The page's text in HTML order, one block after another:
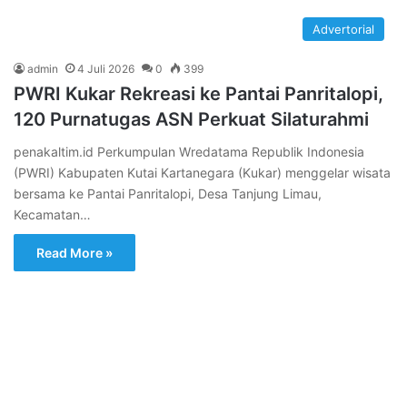
Advertorial
admin 4 Juli 2026 0 399
PWRI Kukar Rekreasi ke Pantai Panritalopi,
120 Purnatugas ASN Perkuat Silaturahmi
penakaltim.id Perkumpulan Wredatama Republik Indonesia
(PWRI) Kabupaten Kutai Kartanegara (Kukar) menggelar wisata
bersama ke Pantai Panritalopi, Desa Tanjung Limau,
Kecamatan…
Read More »